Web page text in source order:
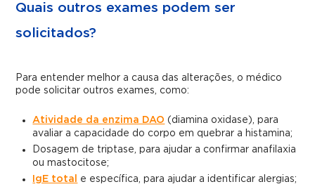
Quais outros exames podem ser
solicitados?
Para entender melhor a causa das alterações, o médico
pode solicitar outros exames, como:
Atividade da enzima DAO (diamina oxidase), para
avaliar a capacidade do corpo em quebrar a histamina;
Dosagem de triptase, para ajudar a confirmar anafilaxia
ou mastocitose;
IgE total
e específica, para ajudar a identificar alergias;